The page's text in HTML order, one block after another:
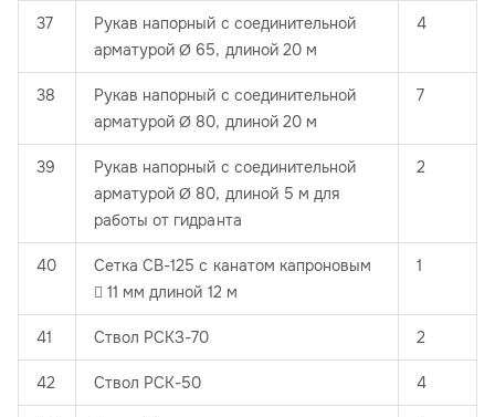
37
Рукав напорный с соединительной
арматурой Ø 65, длиной 20 м
4
38
Рукав напорный с соединительной
арматурой Ø 80, длиной 20 м
7
39
Рукав напорный с соединительной
арматурой Ø 80, длиной 5 м для
работы от гидранта
2
40
Сетка СВ-125 с канатом капроновым
 11 мм длиной 12 м
1
41 Ствол РСКЗ-70 2
42 Ствол РСК-50 4